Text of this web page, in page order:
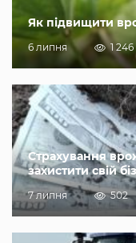
Як підвищити
6 липня 1 246
Страхування
захистити свій
7 липня 502